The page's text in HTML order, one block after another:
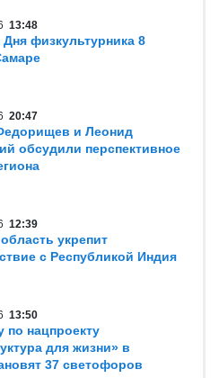
13:48
физкультурника 8
20:47
и Леонид
обсудили перспективное
12:39
укрепит
с Республикой Индия
13:50
по нацпроекту
для жизни» в
37 светофоров